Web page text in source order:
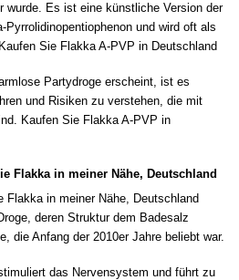
wurde. Es ist eine künstliche Version der
Pyrrolidinopentiophenon und wird oft als
Sie Flakka A-PVP in Deutschland
Partydroge erscheint, ist es
und Risiken zu verstehen, die mit
Kaufen Sie Flakka A-PVP in
Flakka in meiner Nähe, Deutschland
in meiner Nähe, Deutschland
deren Struktur dem Badesalz
die Anfang der 2010er Jahre beliebt war.
das Nervensystem und führt zu